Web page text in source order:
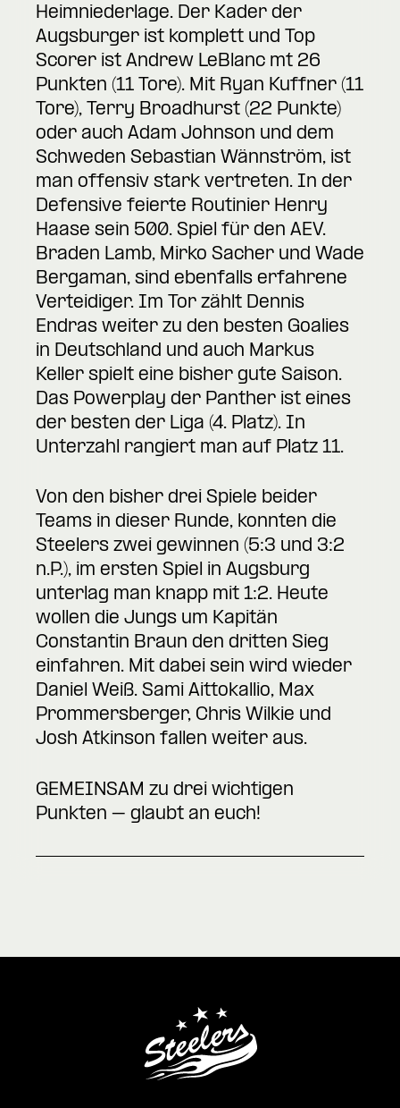
Heimniederlage. Der Kader der
Augsburger ist komplett und Top
Scorer ist Andrew LeBlanc mt 26
Punkten (11 Tore). Mit Ryan Kuffner (11
Tore), Terry Broadhurst (22 Punkte)
oder auch Adam Johnson und dem
Schweden Sebastian Wännström, ist
man offensiv stark vertreten. In der
Defensive feierte Routinier Henry
Haase sein 500. Spiel für den AEV.
Braden Lamb, Mirko Sacher und Wade
Bergaman, sind ebenfalls erfahrene
Verteidiger. Im Tor zählt Dennis
Endras weiter zu den besten Goalies
in Deutschland und auch Markus
Keller spielt eine bisher gute Saison.
Das Powerplay der Panther ist eines
der besten der Liga (4. Platz). In
Unterzahl rangiert man auf Platz 11.
Von den bisher drei Spiele beider
Teams in dieser Runde, konnten die
Steelers zwei gewinnen (5:3 und 3:2
n.P.), im ersten Spiel in Augsburg
unterlag man knapp mit 1:2. Heute
wollen die Jungs um Kapitän
Constantin Braun den dritten Sieg
einfahren. Mit dabei sein wird wieder
Daniel Weiß. Sami Aittokallio, Max
Prommersberger, Chris Wilkie und
Josh Atkinson fallen weiter aus.
GEMEINSAM zu drei wichtigen
Punkten – glaubt an euch!